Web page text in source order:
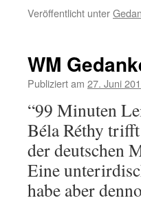
Veröffentlicht unter
WM
Publiziert am 27. Juni
“99 Minuten
Béla Réthy
der deutschen
Eine
habe aber